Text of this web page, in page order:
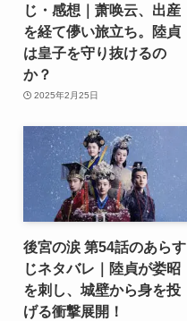
じ・感想｜萧唤云、出産
を経て儚い旅立ち。陸貞
は皇子を守り抜けるの
か？
2025年2月25日
後宮の涙 第54話のあらす
じネタバレ｜陸貞が娄昭
を刺し、城壁から身を投
げる衝撃展開！